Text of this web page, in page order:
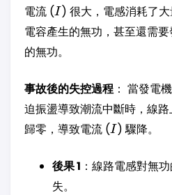
電流 (I
I) 很大，電感消耗了
電容產生的無功，甚至還需
的無功。
事故後的失控過程： 當發電
迫振盪導致潮流中斷時，線
歸零，導致電流 (I
I) 驟降。
後果 1 ：線路電感對無
失。